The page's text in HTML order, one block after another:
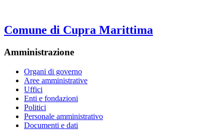
Comune di Cupra Marittima
Amministrazione
Organi di governo
Aree amministrative
Uffici
Enti e fondazioni
Politici
Personale amministrativo
Documenti e dati